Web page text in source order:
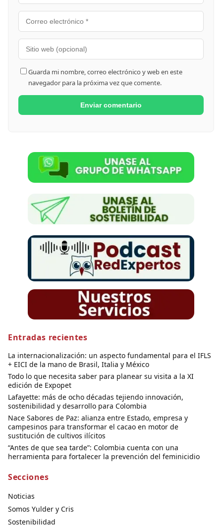
Guarda mi nombre, correo electrónico y web en este
navegador para la próxima vez que comente.
Entradas recientes
La internacionalización: un aspecto fundamental para el IFLS
+ EICI de la mano de Brasil, Italia y México
Todo lo que necesita saber para planear su visita a la XI
edición de Expopet
Lafayette: más de ocho décadas tejiendo innovación,
sostenibilidad y desarrollo para Colombia
Nace Sabores de Paz: alianza entre Estado, empresa y
campesinos para transformar el cacao en motor de
sustitución de cultivos ilícitos
“Antes de que sea tarde”: Colombia cuenta con una
herramienta para fortalecer la prevención del feminicidio
Secciones
Noticias
Somos Yulder y Cris
Sostenibilidad